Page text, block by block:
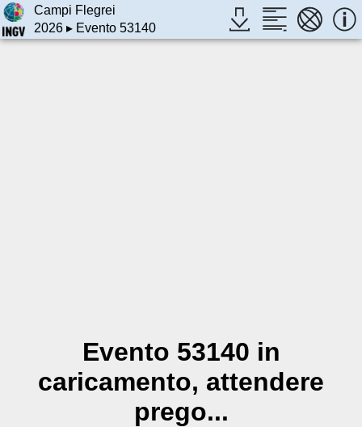
Campi Flegrei
2026▸ Evento 53140
Evento 53140 in
caricamento, attendere
prego...